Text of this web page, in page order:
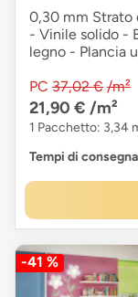
0,30 mm Strato
- Vinile solido -
legno - Plancia
PC 37,02 € /m²
21,90 € /m²
1 Pacchetto: 3,34
Tempi di consegna
-41 %